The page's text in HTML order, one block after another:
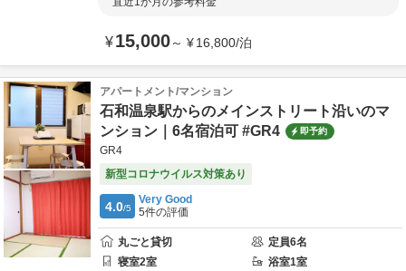
¥15,000～ ¥16,800/泊
アパートメント/マンション
石和温泉駅からのメインストリート沿いのマ
ンション｜6名宿泊可 #GR4
即予約
GR4
新型コロナウイルス対策あり
4.0/5
Very Good
5件の評価
丸ごと貸切 定員6名
寝室2室 浴室1室